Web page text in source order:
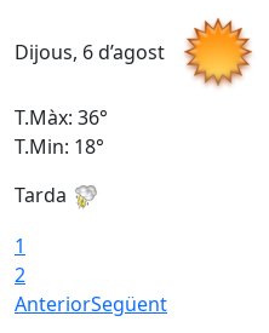
Dijous, 6 d’agost
T.Màx: 36°
T.Min: 18°
Tarda
1
2
AnteriorSegüent